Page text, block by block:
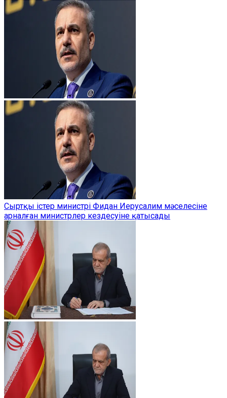
Сыртқы істер министрі Фидан Иерусалим мәселесіне
арналған министрлер кездесуіне қатысады